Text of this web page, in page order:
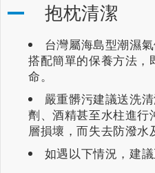
抱枕清潔
台灣屬海島型潮濕
搭配簡單的保養方法，
命。
嚴重髒污建議送洗
劑、酒精甚至水柱進行
層損壞，而失去防潑水
如遇以下情況，建